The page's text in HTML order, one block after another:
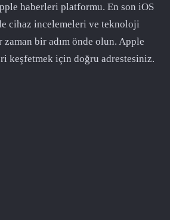
haberleri platformu. En son iOS
cihaz incelemeleri ve teknoloji
bir adım önde olun. Apple
keşfetmek için doğru adrestesiniz.